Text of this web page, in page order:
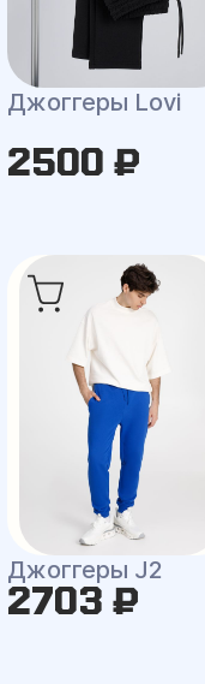
Джоггеры Lovi
2500 ₽
Джоггеры J2
2703 ₽